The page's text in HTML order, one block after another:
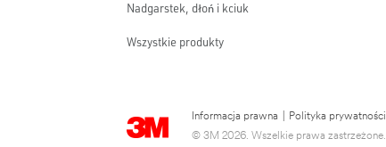
Nadgarstek, dłoń i kciuk
Wszystkie produkty
Informacja prawna Polityka prywatności
© 3M 2026. Wszelkie prawa zastrzeżone.